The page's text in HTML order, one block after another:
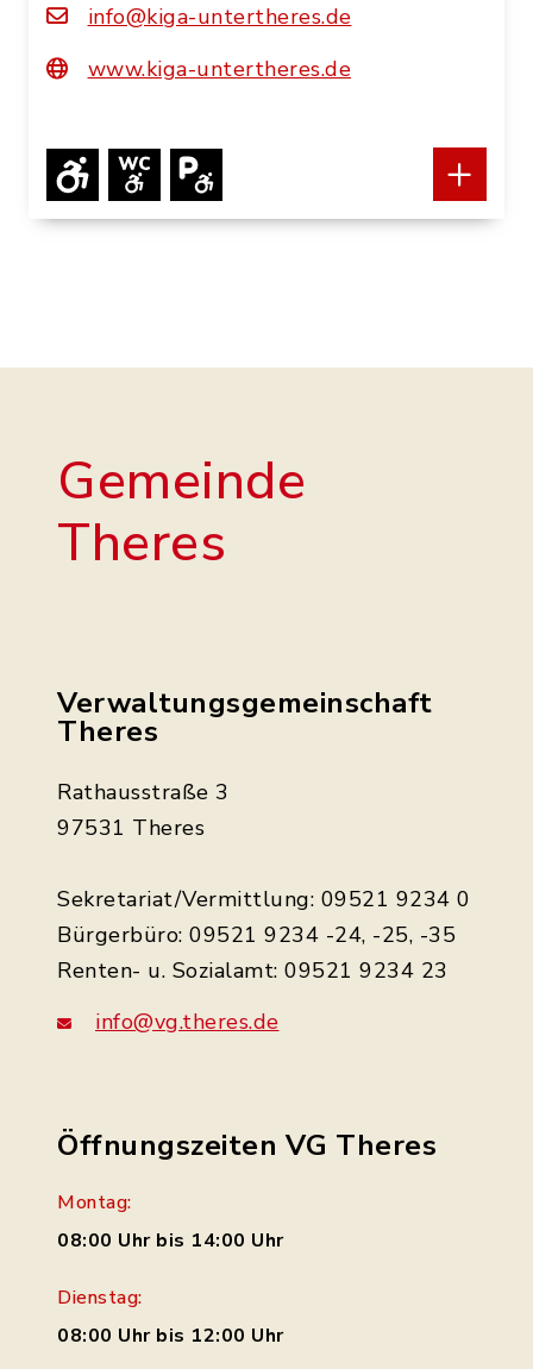
info@kiga-untertheres.de
www.kiga-untertheres.de
Gemeinde
Theres
Verwaltungsgemeinschaft
Theres
Rathausstraße 3
97531 Theres
Sekretariat/Vermittlung: 09521 9234 0
Bürgerbüro: 09521 9234 -24, -25, -35
Renten- u. Sozialamt: 09521 9234 23
info@vg.theres.de
Öffnungszeiten VG Theres
Montag:
08:00 Uhr bis 14:00 Uhr
Dienstag:
08:00 Uhr bis 12:00 Uhr